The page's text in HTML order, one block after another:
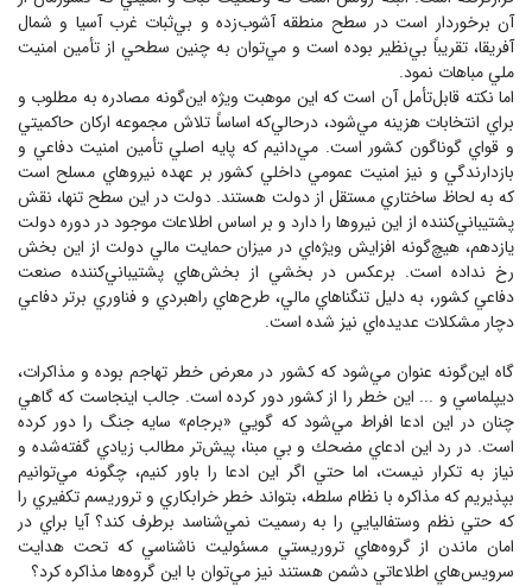
آن برخوردار است در سطح منطقه آشوب‌زده و بي‌ثبات غرب آسيا و شمال
آفريقا، تقريباً بي‌نظير بوده است و مي‌توان به چنين سطحي از تأمين امنيت
ملي مباهات نمود.
اما نكته قابل‌تأمل آن است كه اين موهبت ويژه اين‌گونه مصادره به مطلوب و
براي انتخابات هزينه مي‌شود، درحالي‌كه اساساً تلاش مجموعه اركان حاكميتي
و قواي گوناگون كشور است. مي‌دانيم كه پايه اصلي تأمين امنيت دفاعي و
بازدارندگي و نيز امنيت عمومي داخلي كشور بر عهده نيروهاي مسلح است
كه به لحاظ ساختاري مستقل از دولت هستند. دولت در اين سطح تنها، نقش
پشتيباني‌كننده از اين نيروها را دارد و بر اساس اطلاعات موجود در دوره دولت
يازدهم، هيچ‌گونه افزايش ويژه‌اي در ميزان حمايت مالي دولت از اين بخش
رخ نداده است. برعكس در بخشي از بخش‌هاي پشتيباني‌كننده صنعت
دفاعي كشور، به دليل تنگناهاي مالي، طرح‌هاي راهبردي و فناوري برتر دفاعي
دچار مشكلات عديده‌اي نيز شده است.
گاه اين‌گونه عنوان مي‌شود كه كشور در معرض خطر تهاجم بوده و مذاكرات،
ديپلماسي و ... اين خطر را از كشور دور كرده است. جالب اينجاست كه گاهي
چنان در اين ادعا افراط مي‌شود كه گويي «برجام» سايه جنگ را دور كرده
است. در رد اين ادعاي مضحك و بي مبنا، پيش‌تر مطالب زيادي گفته‌شده و
نياز به تكرار نيست، اما حتي اگر اين ادعا را باور كنيم، چگونه مي‌توانيم
بپذيريم كه مذاكره با نظام سلطه، بتواند خطر خرابكاري و تروريسم تكفيري را
كه حتي نظم وستفاليايي را به رسميت نمي‌شناسد برطرف كند؟ آيا براي در
امان ماندن از گروه‌هاي تروريستي مسئوليت ناشناسي كه تحت هدايت
سرويس‌هاي اطلاعاتي دشمن هستند نيز مي‌توان با اين گروه‌ها مذاكره كرد؟